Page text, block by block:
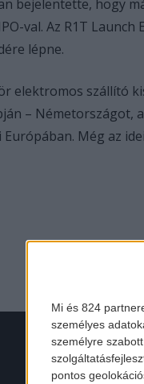
Mi és 824
személyes
személyre
pontos
bejelentette, hogy
val. Az R1T
lépne.
elektromos szállító
– Németországot,
Még az